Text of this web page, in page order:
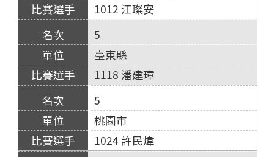
1012 江璨安
5
臺東縣
1118 潘建璋
5
桃園市
1024 許民煒